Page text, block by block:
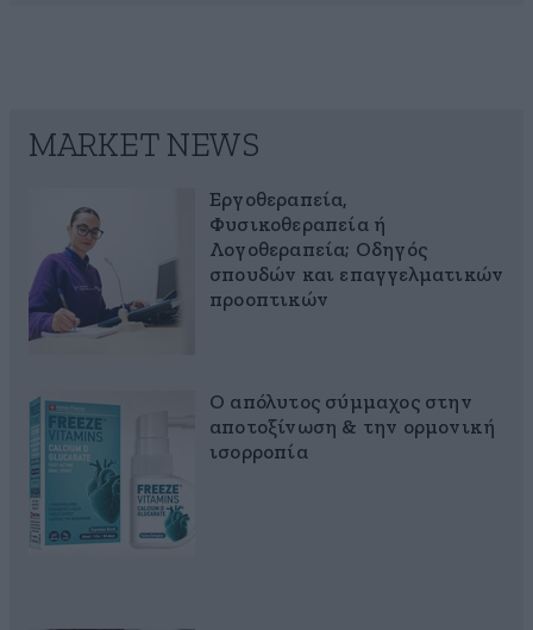
MARKET NEWS
Εργοθεραπεία,
Φυσικοθεραπεία ή
Λογοθεραπεία; Οδηγός
σπουδών και επαγγελματικών
προοπτικών
Ο απόλυτος σύμμαχος στην
αποτοξίνωση & την ορμονική
ισορροπία